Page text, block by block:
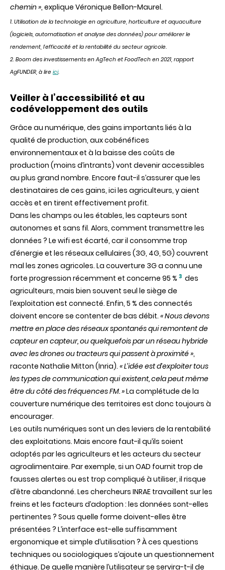
chemin », explique Véronique Bellon-Maurel.
1. Utilisation de la technologie en agriculture, horticulture et aquaculture
(logiciels, automatisation et analyse des données) pour améliorer le
rendement, l’efficacité et la rentabilité du secteur agricole.
2. Boom des investissements en AgTech et FoodTech en 2021, rapport
AgFUNDER, à lire ici.
Veiller à l’accessibilité et au
codéveloppement des outils
Grâce au numérique, des gains importants liés à la
qualité de production, aux cobénéfices
environnementaux et à la baisse des coûts de
production (moins d’intrants) vont devenir accessibles
au plus grand nombre. Encore faut-il s’assurer que les
destinataires de ces gains, ici les agriculteurs, y aient
accès et en tirent effectivement profit.
Dans les champs ou les étables, les capteurs sont
autonomes et sans fil. Alors, comment transmettre les
données ? Le wifi est écarté, car il consomme trop
d’énergie et les réseaux cellulaires (3G, 4G, 5G) couvrent
mal les zones agricoles. La couverture 3G a connu une
forte progression récemment et concerne 95 % 3 des
agriculteurs, mais bien souvent seul le siège de
l’exploitation est connecté. Enfin, 5 % des connectés
doivent encore se contenter de bas débit. « Nous devons
mettre en place des réseaux spontanés qui remontent de
capteur en capteur, ou quelquefois par un réseau hybride
avec les drones ou tracteurs qui passent à proximité »,
raconte Nathalie Mitton (Inria). « L’idée est d’exploiter tous
les types de communication qui existent, cela peut même
être du côté des fréquences FM. »La complétude de la
couverture numérique des territoires est donc toujours à
encourager.
Les outils numériques sont un des leviers de la rentabilité
des exploitations. Mais encore faut-il qu’ils soient
adoptés par les agriculteurs et les acteurs du secteur
agroalimentaire. Par exemple, si un OAD fournit trop de
fausses alertes ou est trop compliqué à utiliser, il risque
d’être abandonné. Les chercheurs INRAE travaillent sur les
freins et les facteurs d’adoption : les données sont-elles
pertinentes ? Sous quelle forme doivent-elles être
présentées ? L’interface est-elle suffisamment
ergonomique et simple d’utilisation ? À ces questions
techniques ou sociologiques s’ajoute un questionnement
éthique. De quelle manière l’utilisateur se servira-t-il de